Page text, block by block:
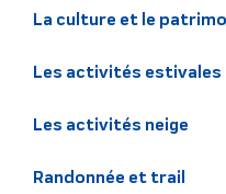
La culture et le
Les activités estivales
Les activités neige
Randonnée et trail